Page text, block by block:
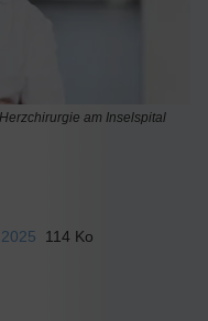
am Inselspital
114 Ko